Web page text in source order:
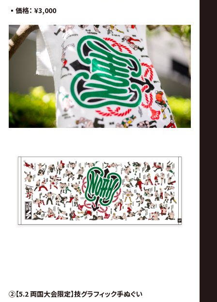
▪︎価格： ¥3,000
②【5.2 両国大会限定】技グラフィック手ぬぐい